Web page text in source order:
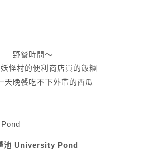
野餐時間～
怪村的便利商店買的飯糰
天晚餐吃不下外帶的西瓜
池 University Pond